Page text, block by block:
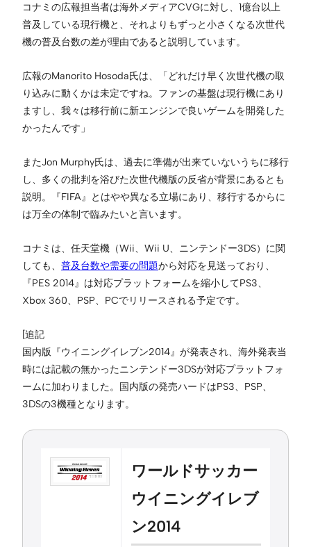
コナミの広報担当者は海外メディアCVGに対し、1億台以上
普及している現行機と、それよりもずっと小さくなる次世代
機の普及台数の差が理由であると説明しています。
広報のManorito Hosoda氏は、「どれだけ早く次世代機の取
り込みに動くかは未定ですね。ファンの基盤は現行機にあり
ますし、我々は移行前に新エンジンで良いゲームを開発した
かったんです」
またJon Murphy氏は、過去に準備が出来ていないうちに移行
し、多くの批判を浴びた次世代機版の反省が背景にあるとも
説明。『FIFA』とはやや異なる立場にあり、移行するからに
は万全の体制で臨みたいと言います。
コナミは、任天堂機（Wii、Wii U、ニンテンドー3DS）に関
しても、 普及台数や需要の問題から対応を見送っており、
『PES 2014』は対応プラットフォームを縮小してPS3、
Xbox 360、PSP、PCでリリースされる予定です。
[追記
国内版『ウイニングイレブン2014』が発表され、海外発表当
時には記載の無かったニンテンドー3DSが対応プラットフォ
ームに加わりました。国内版の発売ハードはPS3、PSP、
3DSの3機種となります。
ワールドサッカー
ウイニングイレブ
ン2014